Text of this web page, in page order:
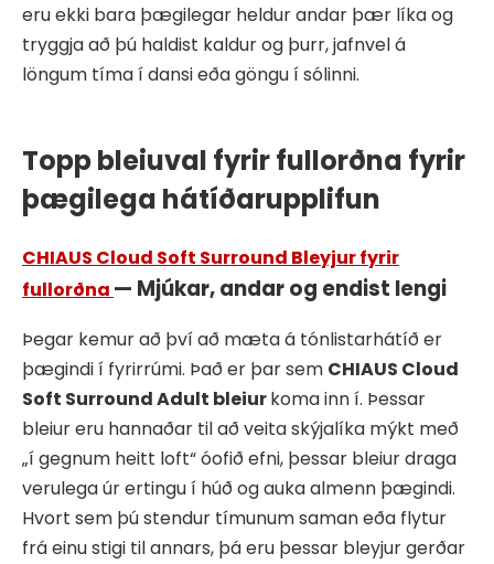
eru ekki bara þægilegar heldur andar þær líka og
tryggja að þú haldist kaldur og þurr, jafnvel á
löngum tíma í dansi eða göngu í sólinni.
Topp bleiuval fyrir fullorðna fyrir
þægilega hátíðarupplifun
CHIAUS Cloud Soft Surround Bleyjur fyrir
fullorðna — Mjúkar, andar og endist lengi
Þegar kemur að því að mæta á tónlistarhátíð er
þægindi í fyrirrúmi. Það er þar sem CHIAUS Cloud
Soft Surround Adult bleiurkoma inn í. Þessar
bleiur eru hannaðar til að veita skýjalíka mýkt með
„í gegnum heitt loft“ óofið efni, þessar bleiur draga
verulega úr ertingu í húð og auka almenn þægindi.
Hvort sem þú stendur tímunum saman eða flytur
frá einu stigi til annars, þá eru þessar bleyjur gerðar